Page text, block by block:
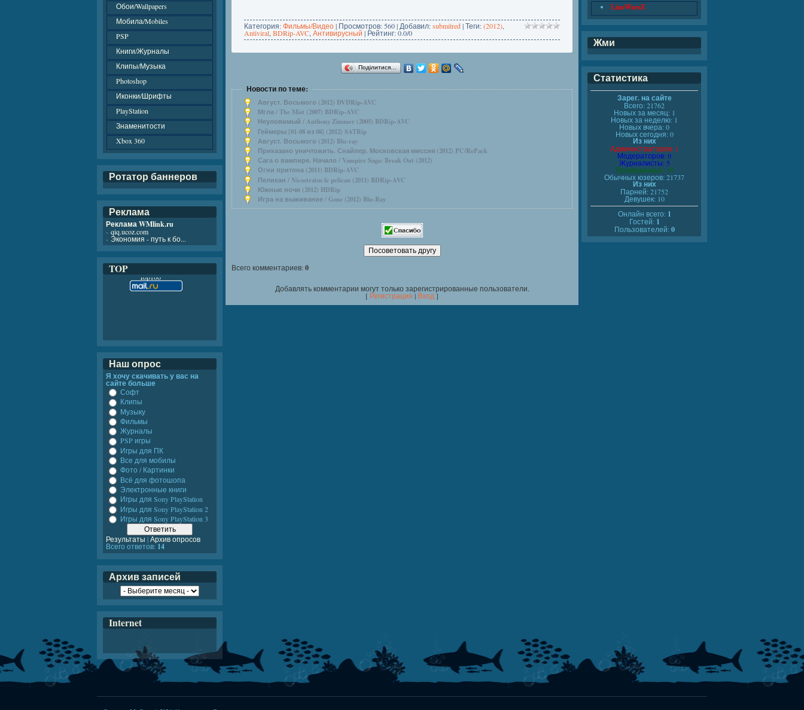
Категория:Фильмы/Видео| Просмотров: 560 | Добавил:submitred|Теги:(2012)
Antiviral BDRip-AVC Антивирусный | Рейтинг:0.0/0
Поділитися…
Новости по теме:
Август. Восьмого (2012) DVDRip-AVC
Мгла / The Mist (2007) BDRip-AVC
Неуловимый / Anthony Zimmer (2005) BDRip-AVC
Геймеры [01-08 из 08] (2012) SATRip
Август. Восьмого (2012) Blu-ray
Приказано уничтожить. Снайпер. Московская миссия (2012) PC/RePack
Сага о вампире. Начало / Vampire Saga: Break Out (2012)
Огни притона (2011) BDRip-AVC
Пеликан / Nicostratos le pelican (2011) BDRip-AVC
Южные ночи (2012) HDRip
Игра на выживание / Gone (2012) Blu-Ray
Всего комментариев: 0
Добавлять комментарии могут только зарегистрированные пользователи.
[ Регистрация| Вход]
Обои/Wallpapers
Мобила/Mobiles
PSP
Книги/Журналы
Клипы/Музыка
Photoshop
Иконки/Шрифты
PlayStation
Знаменитости
Xbox 360
Ротатор баннеров
Реклама
Реклама WMlink.ru
- qiq.ucoz.com
- Экономия - путь к бо...
TOP
Наш опрос
Я хочу скачивать у вас на
сайте больше
Софт
Клипы
Музыку
Фильмы
Журналы
PSP игры
Игры для ПК
Все для мобилы
Фото / Картинки
Всё для фотошопа
Электронные книги
Игры для Sony PlayStation
Игры для Sony PlayStation 2
Игры для Sony PlayStation 3
Результаты |Архив опросов
Всего ответов:14
Архив записей
Internet
LineWareZ
Жми
Статистика
Зарег. на сайте
Всего: 21762
Новых за месяц: 1
Новых за неделю: 1
Новых вчера: 0
Новых сегодня: 0
Из них
Администраторов: 1
Модераторов: 0
Журналисты: 5
Проверенных: 19
Обычных юзеров: 21737
Из них
Парней: 21752
Девушек: 10
Онлайн всего: 1
Гостей: 1
Пользователей: 0